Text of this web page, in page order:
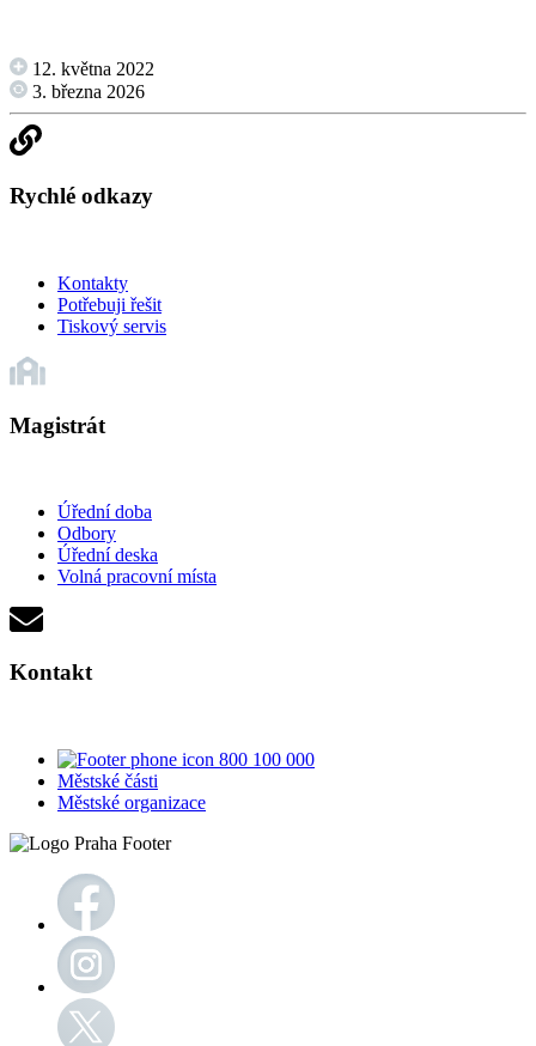
12. května 2022
3. března 2026
Rychlé odkazy
Kontakty
Potřebuji řešit
Tiskový servis
Magistrát
Úřední doba
Odbory
Úřední deska
Volná pracovní místa
Kontakt
800 100 000
Městské části
Městské organizace